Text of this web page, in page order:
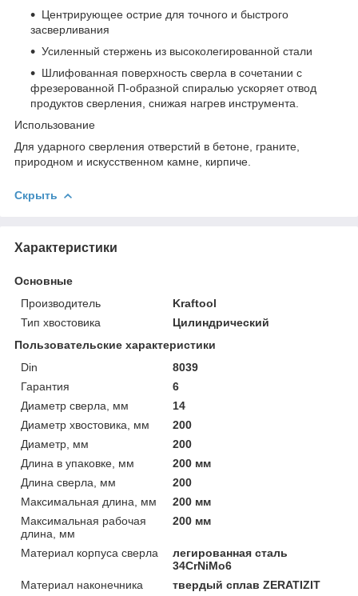
Центрирующее острие для точного и быстрого
засверливания
Усиленный стержень из высоколегированной стали
Шлифованная поверхность сверла в сочетании с
фрезерованной П-образной спиралью ускоряет отвод
продуктов сверления, снижая нагрев инструмента.
Использование
Для ударного сверления отверстий в бетоне, граните,
природном и искусственном камне, кирпиче.
Скрыть
Характеристики
Основные
Производитель
Kraftool
Тип хвостовика
Цилиндрический
Пользовательские характеристики
Din
8039
Гарантия
6
Диаметр сверла, мм
14
Диаметр хвостовика, мм
200
Диаметр, мм
200
Длина в упаковке, мм
200 мм
Длина сверла, мм
200
Максимальная длина, мм
200 мм
Максимальная рабочая
длина, мм
200 мм
Материал корпуса сверла
легированная сталь
34CrNiMo6
Материал наконечника
твердый сплав ZERATIZIT